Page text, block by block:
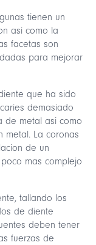
tienen un
asi como la
facetas son
para mejorar
que ha sido
demasiado
de metal asi como
metal. La coronas
de un
mas complejo
tallando los
de diente
deben tener
fuerzas de